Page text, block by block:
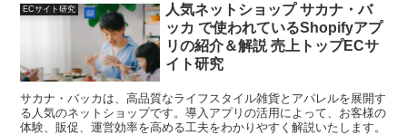
ECサイト研究
人気ネットショップ サカナ・バ
ッカ で使われているShopifyアプ
リの紹介＆解説 売上トップECサ
イト研究
サカナ・バッカは、高品質なライフスタイル雑貨とアパレルを展開す
る人気のネットショップです。導入アプリの活用によって、お客様の
体験、販促、運営効率を高める工夫をわかりやすく解説いたします。